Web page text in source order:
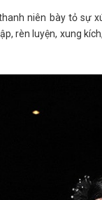
niên bày tỏ sự
rèn luyện, xung